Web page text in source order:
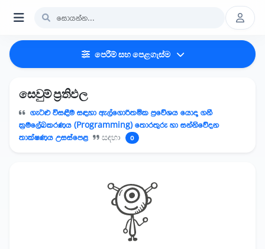
පෙරීම් සහ පෙළගැස්ම
සෙවුම් ප්‍රතිඵල
ගැටළු විසඳීම සඳහා ඇල්ගොරිතමික ප්‍රවේශය යොදා ගනී
ක්‍රමලේඛකරණය (Programming) තොරතුරු හා සන්නිවේදන
තාක්ෂණය උසස්පෙළ
සඳහා 0